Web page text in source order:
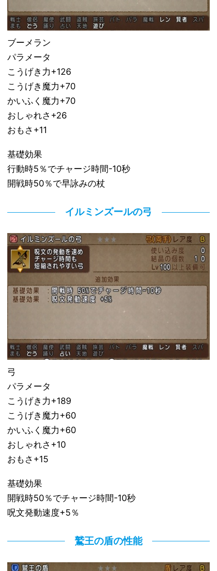
ブーメラン
パラメータ
こうげき力+126
こうげき魔力+70
かいふく魔力+70
おしゃれさ+26
おもさ+11
基礎効果
行動時5％でチャージ時間-10秒
開戦時50％で早詠みの杖
イルミンズールの弓
弓
パラメータ
こうげき力+189
こうげき魔力+60
かいふく魔力+60
おしゃれさ+10
おもさ+15
基礎効果
開戦時50％でチャージ時間-10秒
呪文発動速度+5％
鷲王の盾の性能